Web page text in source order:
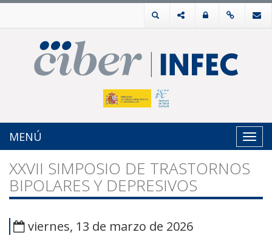
MENÚ
XXVII SIMPOSIO DE TRASTORNOS
BIPOLARES Y DEPRESIVOS
viernes, 13 de marzo de 2026